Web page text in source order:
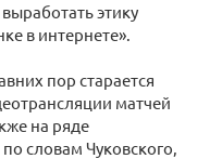
этику
в интернете».
пор старается
матчей
на ряде
словам Чуковского,